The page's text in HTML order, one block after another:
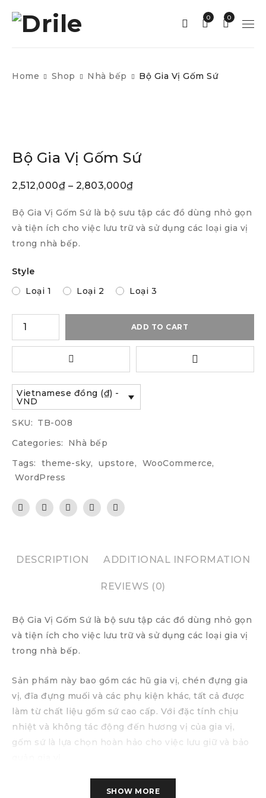
0
0
Home Shop Nhà bếp Bộ Gia Vị Gốm Sứ
Bộ Gia Vị Gốm Sứ
2,512,000₫ – 2,803,000₫
Bộ Gia Vị Gốm Sứ là bộ sưu tập các đồ dùng nhỏ gọn
và tiện ích cho việc lưu trữ và sử dụng các loại gia vị
trong nhà bếp.
Style
Loại 1
Loại 2 Loại 3
ADD TO CART
Vietnamese đồng (₫) -
VND
SKU: TB-008
Categories:
Nhà bếp
Tags:
theme-sky, upstore, WooCommerce,
WordPress
DESCRIPTION ADDITIONAL INFORMATION
REVIEWS (0)
Bộ Gia Vị Gốm Sứ là bộ sưu tập các đồ dùng nhỏ gọn
và tiện ích cho việc lưu trữ và sử dụng các loại gia vị
trong nhà bếp.
Sản phẩm này bao gồm các hũ gia vị, chén đựng gia
vị, đĩa đựng muối và các phụ kiện khác, tất cả được
làm từ chất liệu gốm sứ cao cấp. Với đặc tính chịu
nhiệt và không tác động đến hương vị của gia vị,
gốm sứ là lựa chọn hoàn hảo cho việc lưu giữ và bảo
Bộ Gia Vị Gốm Sứ được thiết kế với sự tinh tế và sự
SHOW MORE